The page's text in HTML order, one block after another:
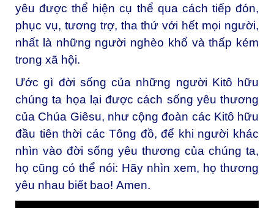
yêu được thể hiện cụ thể qua cách tiếp đón,
phục vụ, tương trợ, tha thứ với hết mọi người,
nhất là những người nghèo khổ và thấp kém
trong xã hội.
Ước gì đời sống của những người Kitô hữu
chúng ta họa lại được cách sống yêu thương
của Chúa Giêsu, như cộng đoàn các Kitô hữu
đầu tiên thời các Tông đồ, để khi người khác
nhìn vào đời sống yêu thương của chúng ta,
họ cũng có thể nói: Hãy nhìn xem, họ thương
yêu nhau biết bao! Amen.